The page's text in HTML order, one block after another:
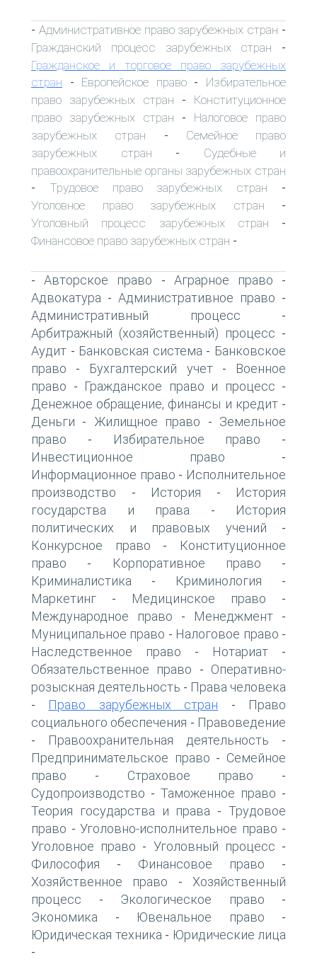
- Административное право зарубежных стран -
Гражданский процесс зарубежных стран -
Гражданское и торговое право зарубежных
стран - Европейское право- Избирательное
право зарубежных стран - Конституционное
право зарубежных стран - Налоговое право
зарубежных стран - Семейное право
зарубежных стран - Судебные и
правоохранительные органы зарубежных стран
- Трудовое право зарубежных стран -
Уголовное право зарубежных стран -
Уголовный процесс зарубежных стран -
Финансовое право зарубежных стран -
-Авторское право - Аграрное право -
Адвокатура - Административное право -
Административный процесс -
Арбитражный (хозяйственный) процесс -
Аудит - Банковская система - Банковское
право - Бухгалтерский учет-
Военное
право - Гражданское право и процесс -
Денежное обращение, финансы и кредит-
Деньги - Жилищное право - Земельное
право - Избирательное право -
Инвестиционное право -
Информационное право - Исполнительное
производство - История -
История
государства и права -
История
политических и правовых учений -
Конкурсное право -
Конституционное
право - Корпоративное право -
Криминалистика - Криминология -
Маркетинг - Медицинское право -
Международное право - Менеджмент -
Муниципальное право - Налоговое право -
Наследственное право - Нотариат -
Обязательственное право - Оперативно-
розыскная деятельность - Права человека
- Право зарубежных стран -
Право
социального обеспечения - Правоведение
- Правоохранительная деятельность -
Предпринимательское право - Семейное
право - Страховое право -
Судопроизводство - Таможенное право -
Теория государства и права -Трудовое
право - Уголовно-исполнительное право -
Уголовное право - Уголовный процесс -
Философия - Финансовое право -
Хозяйственное право - Хозяйственный
процесс - Экологическое право -
Экономика - Ювенальное право -
Юридическая техника - Юридические лица
-